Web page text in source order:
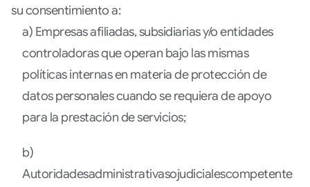
su consentimiento a:
a) Empresas afiliadas, subsidiarias y/o entidades
controladoras que operan bajo las mismas
políticas internas en materia de protección de
datos personales cuando se requiera de apoyo
para la prestación de servicios;
b)